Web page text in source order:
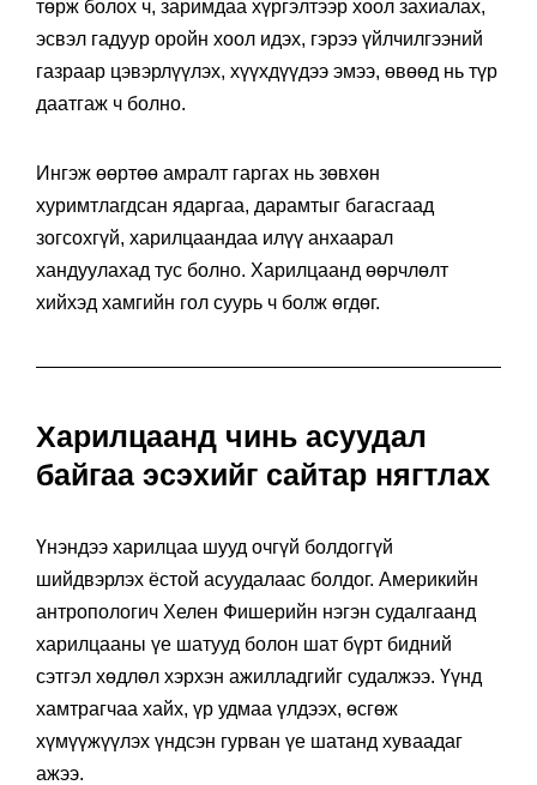
төрж болох ч, заримдаа хүргэлтээр хоол захиалах,
эсвэл гадуур оройн хоол идэх, гэрээ үйлчилгээний
газраар цэвэрлүүлэх, хүүхдүүдээ эмээ, өвөөд нь түр
даатгаж ч болно.
Ингэж өөртөө амралт гаргах нь зөвхөн
хуримтлагдсан ядаргаа, дарамтыг багасгаад
зогсохгүй, харилцаандаа илүү анхаарал
хандуулахад тус болно. Харилцаанд өөрчлөлт
хийхэд хамгийн гол суурь ч болж өгдөг.
Харилцаанд чинь асуудал
байгаа эсэхийг сайтар нягтлах
Үнэндээ харилцаа шууд очгүй болдоггүй
шийдвэрлэх ёстой асуудалаас болдог. Америкийн
антропологич Хелен Фишерийн нэгэн судалгаанд
харилцааны үе шатууд болон шат бүрт бидний
сэтгэл хөдлөл хэрхэн ажилладгийг судалжээ. Үүнд
хамтрагчаа хайх, үр удмаа үлдээх, өсгөж
хүмүүжүүлэх үндсэн гурван үе шатанд хуваадаг
ажээ.